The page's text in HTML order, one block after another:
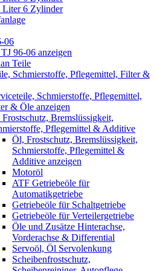
Liter 6 Zylinder
06
96-06 anzeigen
Teile
Schmierstoffe, Pflegemittel, Filter &
Schmierstoffe, Pflegemittel,
& Öle anzeigen
Bremslüssigkeit,
Pflegemittel & Additive
Öl, Frostschutz, Bremslüssigkeit,
Schmierstoffe, Pflegemittel &
Additive anzeigen
Motoröl
ATF Getriebeöle für
Automatikgetriebe
Getriebeöle für Schaltgetriebe
Getriebeöle für Verteilergetriebe
Öle und Zusätze Hinterachse,
Vorderachse & Differential
Servoöl, Öl Servolenkung
Scheibenfrostschutz,